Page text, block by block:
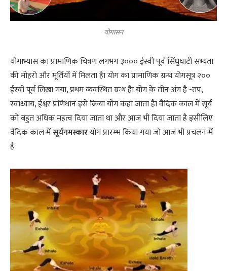
योगासन
योगाभ्यास का प्रामाणिक चित्रण लगभग ३००० ईस्वी पूर्व सिंधुघाटी सभ्यता
की मोहरो और मूर्तियों में मिलता हैा योग का प्रामाणिक ग्रन्थ योगसूत्र २००
ईस्वी पूर्व लिखा गया, प्रथम व्यवस्थित ग्रन्थ हैा योग के तीन अंग है -तप,
स्वाध्याय, ईश्वर प्रणिधान इसे क्रिया योग कहा जाता हैा वैदिक काल में सूर्य
को बहुत अधिक महत्व दिया जाता था और आज भी दिया जाता है इसीलिए
वैदिक काल मेंसूर्यनमस्कारयोग प्रारम्भ किया गया जो आज भी प्रचलन में
है